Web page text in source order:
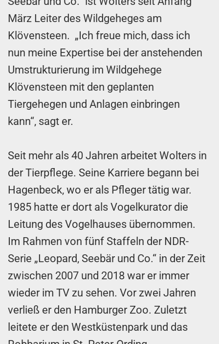
März Leiter des Wildgeheges am
Klövensteen. „Ich freue mich, dass ich
nun meine Expertise bei der anstehenden
Umstrukturierung im Wildgehege
Klövensteen mit den geplanten
Tiergehegen und Anlagen einbringen
kann“, sagt er.
Seit mehr als 40 Jahren arbeitet Wolters in
der Tierpflege. Seine Karriere begann bei
Hagenbeck, wo er als Pfleger tätig war.
1985 hatte er dort als Vogelkurator die
Leitung des Vogelhauses übernommen.
Im Rahmen von fünf Staffeln der NDR-
Serie „Leopard, Seebär und Co.“ in der Zeit
zwischen 2007 und 2018 war er immer
wieder im TV zu sehen. Vor zwei Jahren
verließ er den Hamburger Zoo. Zuletzt
leitete er den Westküstenpark und das